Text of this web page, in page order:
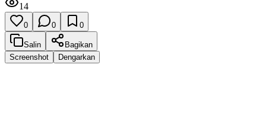
14
0 0 0
Salin
Bagikan
Screenshot
Dengarkan